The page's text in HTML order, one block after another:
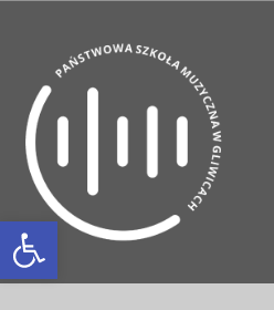
Otwórz pasek